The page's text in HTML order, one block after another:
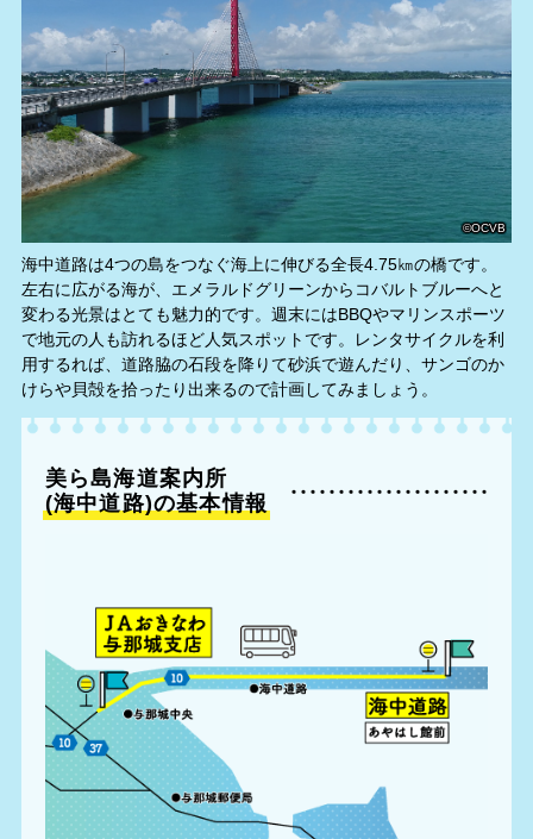
©OCVB
海中道路は4つの島をつなぐ海上に伸びる全長4.75㎞の橋です。
左右に広がる海が、エメラルドグリーンからコバルトブルーへと
変わる光景はとても魅力的です。週末にはBBQやマリンスポーツ
で地元の人も訪れるほど人気スポットです。レンタサイクルを利
用するれば、道路脇の石段を降りて砂浜で遊んだり、サンゴのか
けらや貝殻を拾ったり出来るので計画してみましょう。
美ら島海道案内所
(海中道路)の基本情報